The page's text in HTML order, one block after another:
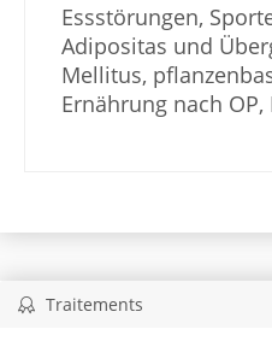
Essstörungen,
Adipositas und
Mellitus,
Ernährung nach
Traitements